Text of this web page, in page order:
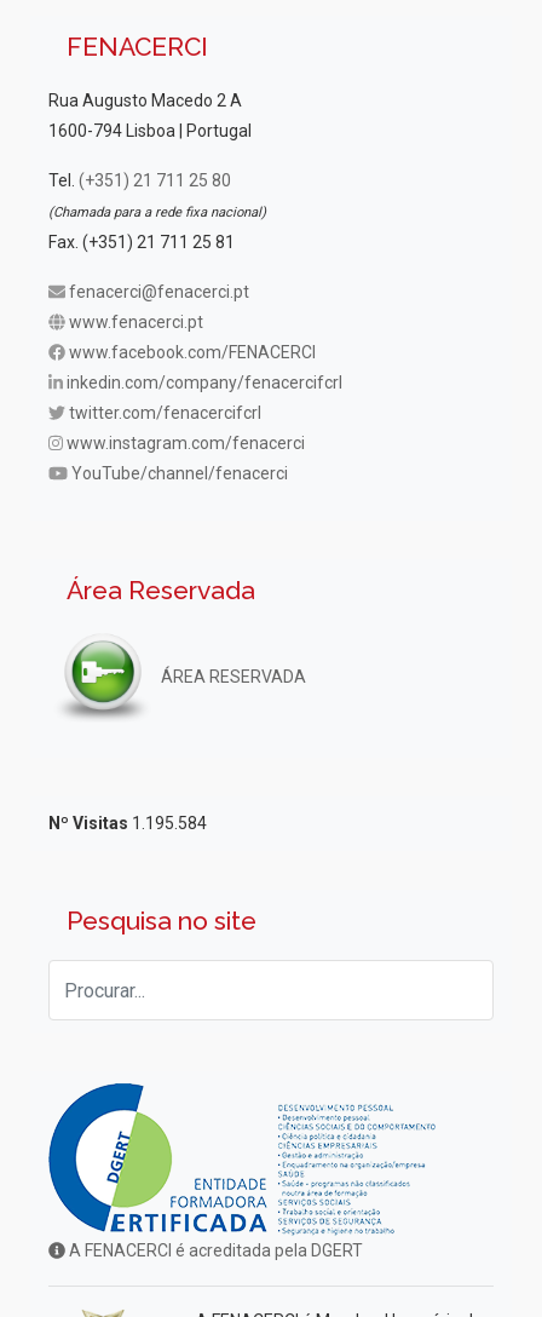
FENACERCI
Rua Augusto Macedo 2 A
1600-794 Lisboa | Portugal
Tel. (+351) 21 711 25 80
(Chamada para a rede fixa nacional)
Fax. (+351) 21 711 25 81
fenacerci@fenacerci.pt
www.fenacerci.pt
www.facebook.com/FENACERCI
inkedin.com/company/fenacercifcrl
twitter.com/fenacercifcrl
www.instagram.com/fenacerci
YouTube/channel/fenacerci
Área Reservada
ÁREA RESERVADA
Nº Visitas 1.195.584
Pesquisa no site
A FENACERCI é acreditada pela DGERT